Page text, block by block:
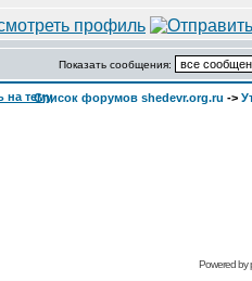
Показать сообщения:
Список форумов shedevr.org.ru ->
Powered by